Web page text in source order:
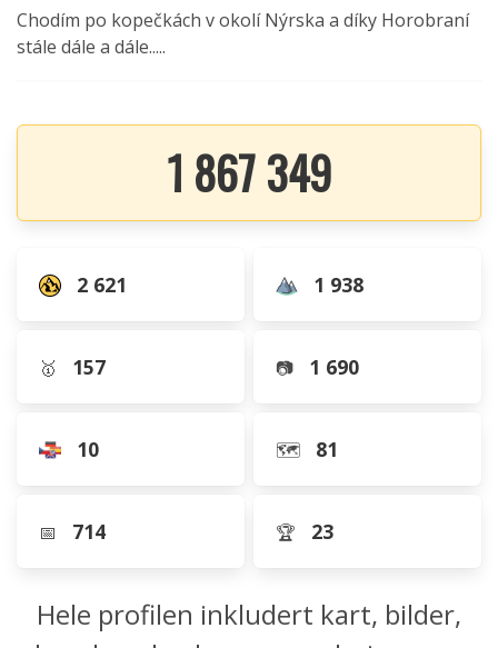
Chodím po kopečkách v okolí Nýrska a díky Horobraní
stále dále a dále.....
1 867 349
2 621 1 938
🥇 157 📷 1 690
10 🗺️ 81
📅 714 🏆 23
Hele profilen inkludert kart, bilder,